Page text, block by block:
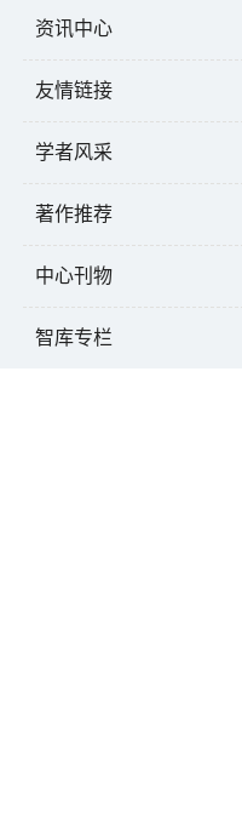
资讯中心
友情链接
学者风采
著作推荐
中心刊物
智库专栏